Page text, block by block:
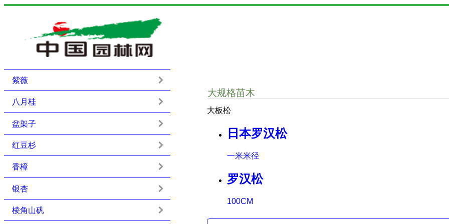
大规格苗木
大板松
日本罗汉松
一米米径
罗汉松
100CM
紫薇
八月桂
盆架子
红豆杉
香樟
银杏
棱角山矾